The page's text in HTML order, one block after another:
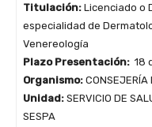
Titulación: Licenciado o
especialidad de
Venereología
Plazo Presentación: 18
Organismo: CONSEJERÍA
Unidad: SERVICIO DE
SESPA